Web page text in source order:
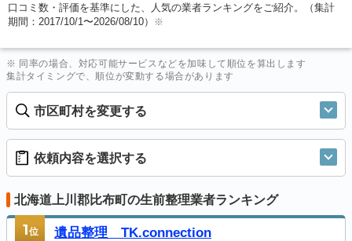
口コミ数・評価を基準にした、人気の業者ランキングをご紹介。（集計
期間：2017/10/1〜2026/08/10） ※
※ 同率の場合、対応可能サービスなどを加味して順位を算出します
集計タイミングで、順位が変動する場合があります
市区町村を変更する
依頼内容を選択する
北海道上川郡比布町の生前整理業者ランキング
1位 遺品整理 TK.connection